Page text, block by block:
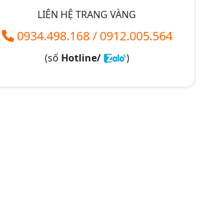
LIÊN HỆ TRANG VÀNG
0934.498.168/ 0912.005.564
(số Hotline/ )